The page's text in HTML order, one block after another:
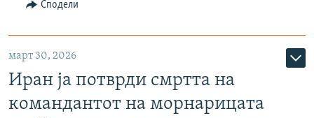
Сподели
март 30, 2026
Иран ја потврди смртта на
командантот на морнарицата